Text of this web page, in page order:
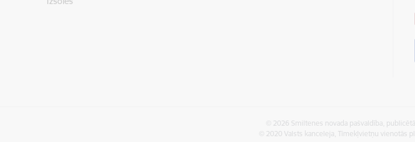
© 2026 Smiltenes novada pašvaldība,
© 2020 Valsts kanceleja, Tīmekļvietņu vienotās